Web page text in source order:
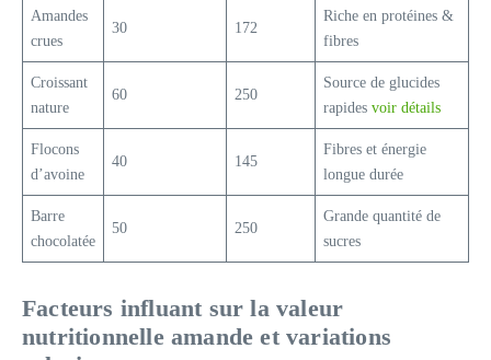
Amandes
crues
30 172
Riche en protéines &
fibres
Croissant
nature
60 250
Source de glucides
rapides voir détails
Flocons
d’avoine
40 145
Fibres et énergie
longue durée
Barre
chocolatée
50 250
Grande quantité de
sucres
Facteurs influant sur la valeur
nutritionnelle amande et variations